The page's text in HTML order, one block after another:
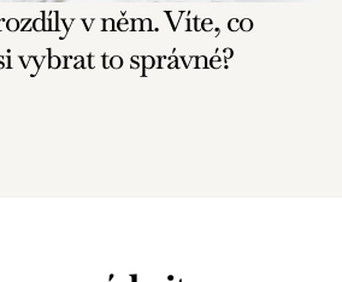
v něm. Víte, co
vybrat to správné?